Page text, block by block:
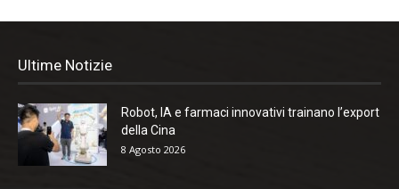
Ultime Notizie
Robot, IA e farmaci innovativi trainano l’export
della Cina
8 Agosto 2026